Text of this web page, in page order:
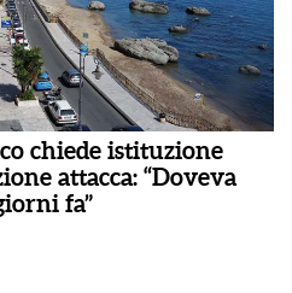
chiede istituzione
attacca: “Doveva
fa”